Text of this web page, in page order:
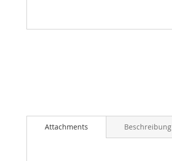
Attachments Beschreibung